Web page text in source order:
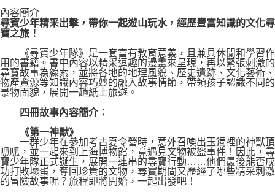
博客來商品配送方式
每筆NT$80，滿NT$1,000(含以上)免運費
內容簡介
尋寶少年精采出擊，帶你一起遊山玩水，經歷豐富知識的文化尋
寶之旅！
《尋寶少年隊》是一套富有教育意義，且兼具休閒和學習作
用的書籍。書中內容以精采逗趣的漫畫來呈現，再以緊張刺激的
尋寶故事為線索，並將各地的地理風貌、歷史遺跡、文化藝術、
物產資源等知識內容巧妙的融入故事情節，帶領孩子認識不同的
景物面貌，展開一趟紙上旅遊。
四冊故事內容簡介：
《第一神獸》
一群少年在參加考古夏令營時，意外召喚出玉鐲裡的神獸頂
呱呱，並一起來到上海博物館，竟遇見文物被盜事件！因此，尋
寶少年隊正式誕生，展開一連串的尋寶行動……他們最後能否成
功打敗壞蛋，奪回珍貴的文物，尋寶期間又歷經了哪些精采刺激
的冒險故事呢？旅程即將開始，一起出發吧！